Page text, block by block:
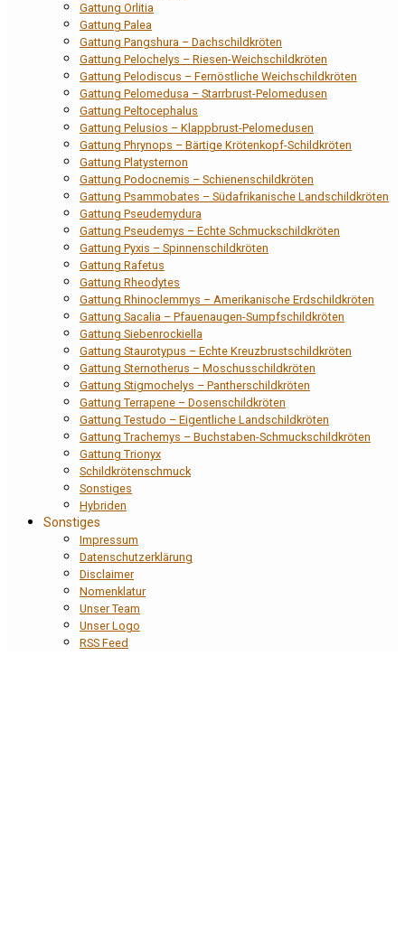
Gattung Orlitia
Gattung Palea
Gattung Pangshura – Dachschildkröten
Gattung Pelochelys – Riesen-Weichschildkröten
Gattung Pelodiscus – Fernöstliche Weichschildkröten
Gattung Pelomedusa – Starrbrust-Pelomedusen
Gattung Peltocephalus
Gattung Pelusios – Klappbrust-Pelomedusen
Gattung Phrynops – Bärtige Krötenkopf-Schildkröten
Gattung Platysternon
Gattung Podocnemis – Schienenschildkröten
Gattung Psammobates – Südafrikanische Landschildkröten
Gattung Pseudemydura
Gattung Pseudemys – Echte Schmuckschildkröten
Gattung Pyxis – Spinnenschildkröten
Gattung Rafetus
Gattung Rheodytes
Gattung Rhinoclemmys – Amerikanische Erdschildkröten
Gattung Sacalia – Pfauenaugen-Sumpfschildkröten
Gattung Siebenrockiella
Gattung Staurotypus – Echte Kreuzbrustschildkröten
Gattung Sternotherus – Moschusschildkröten
Gattung Stigmochelys – Pantherschildkröten
Gattung Terrapene – Dosenschildkröten
Gattung Testudo – Eigentliche Landschildkröten
Gattung Trachemys – Buchstaben-Schmuckschildkröten
Gattung Trionyx
Schildkrötenschmuck
Sonstiges
Hybriden
Sonstiges
Impressum
Datenschutzerklärung
Disclaimer
Nomenklatur
Unser Team
Unser Logo
RSS Feed